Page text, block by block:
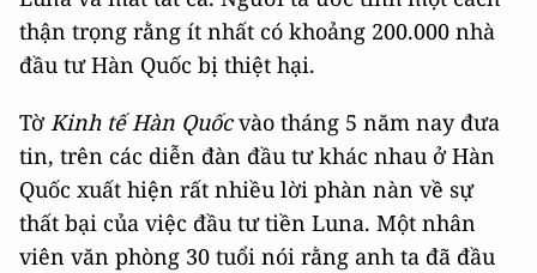
thận trọng rằng ít nhất có khoảng 200.000 nhà
đầu tư Hàn Quốc bị thiệt hại.
Tờ Kinh tế Hàn Quốcvào tháng 5 năm nay đưa
tin, trên các diễn đàn đầu tư khác nhau ở Hàn
Quốc xuất hiện rất nhiều lời phàn nàn về sự
thất bại của việc đầu tư tiền Luna. Một nhân
viên văn phòng 30 tuổi nói rằng anh ta đã đầu